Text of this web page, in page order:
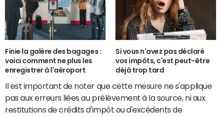
Finie la galère des bagages :
voici comment ne plus les
enregistrer à l'aéroport
Si vous n'avez pas déclaré
vos impôts, c'est peut-être
déjà trop tard
Il est important de noter que cette mesure ne s'applique
pas aux erreurs liées au prélèvement à la source, ni aux
restitutions de crédits d'impôt ou d'excédents de